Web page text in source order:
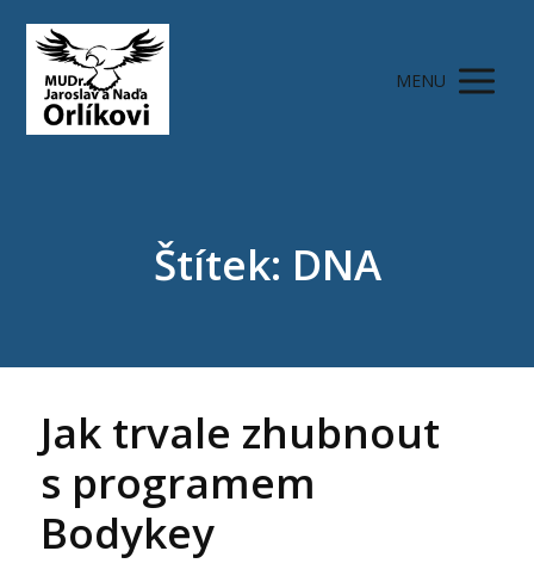
MENU
Štítek: DNA
Jak trvale zhubnout
s programem
Bodykey